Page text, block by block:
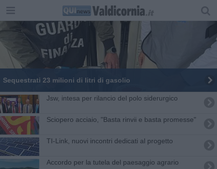
Sequestrati 23 milioni di litri di gasolio
Jsw, intesa per rilancio del polo siderurgico
Sciopero acciaio, "Basta rinvii e basta promesse"
TI-Link, nuovi incontri dedicati al progetto
Accordo per la tutela del paesaggio agrario